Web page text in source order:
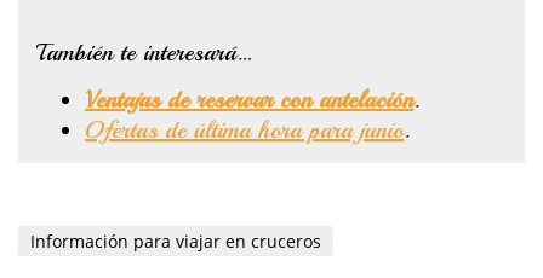
También te interesará…
Ventajas de reservar con antelación.
Ofertas de última hora para junio.
Información para viajar en cruceros